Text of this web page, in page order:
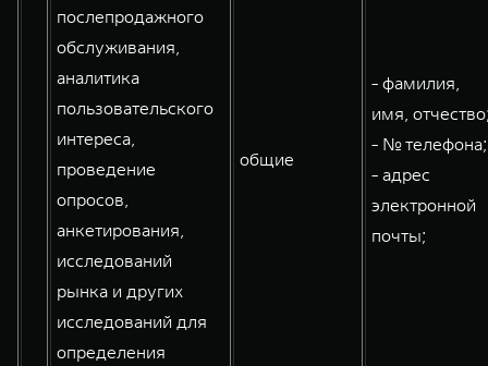
послепродажного
обслуживания,
аналитика
пользовательского
интереса,
проведение
опросов,
анкетирования,
исследований
рынка и других
исследований для
определения
общие
- фамилия,
имя,
- № телефона;
- адрес
электронной
почты;